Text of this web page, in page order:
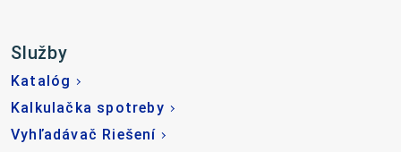
Služby
Katalóg
Kalkulačka spotreby
Vyhľadávač Riešení